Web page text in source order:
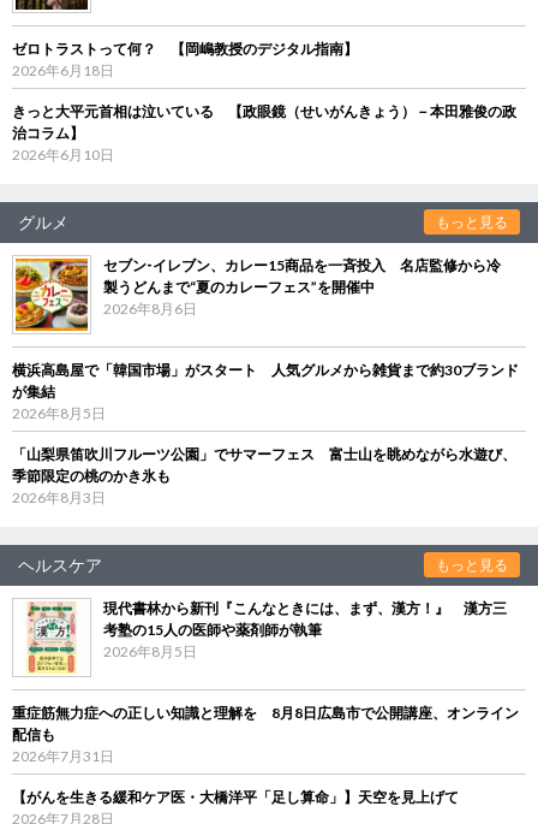
ゼロトラストって何？ 【岡嶋教授のデジタル指南】
2026年6月18日
きっと大平元首相は泣いている 【政眼鏡（せいがんきょう）－本田雅俊の政
治コラム】
2026年6月10日
グルメ もっと見る
セブン‐イレブン、カレー15商品を一斉投入 名店監修から冷
製うどんまで“夏のカレーフェス”を開催中
2026年8月6日
横浜高島屋で「韓国市場」がスタート 人気グルメから雑貨まで約30ブランド
が集結
2026年8月5日
「山梨県笛吹川フルーツ公園」でサマーフェス 富士山を眺めながら水遊び、
季節限定の桃のかき氷も
2026年8月3日
ヘルスケア もっと見る
現代書林から新刊『こんなときには、まず、漢方！』 漢方三
考塾の15人の医師や薬剤師が執筆
2026年8月5日
重症筋無力症への正しい知識と理解を 8月8日広島市で公開講座、オンライン
配信も
2026年7月31日
【がんを生きる緩和ケア医・大橋洋平「足し算命」】天空を見上げて
2026年7月28日